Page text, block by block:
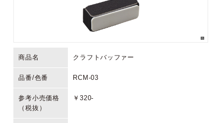
商品名 クラフトバッファー
品番/色番 RCM-03
参考小売価格
（税抜）
￥320-